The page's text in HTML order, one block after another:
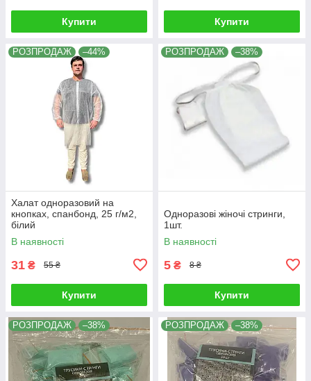
Купити Купити
РОЗПРОДАЖ –44%
Халат одноразовий на
кнопках, спанбонд, 25 г/м2,
білий
В наявності
31 ₴ 55 ₴
Купити
РОЗПРОДАЖ –38%
Одноразові жіночі стринги,
1шт.
В наявності
5 ₴ 8 ₴
Купити
РОЗПРОДАЖ –38% РОЗПРОДАЖ –38%